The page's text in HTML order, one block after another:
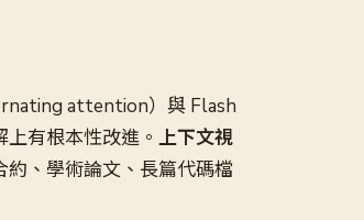
attention）與 Flash
有根本性改進。 上下文視
約、學術論文、長篇代碼檔